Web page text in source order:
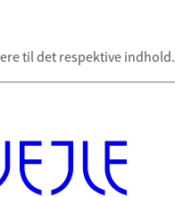
til det respektive indhold.